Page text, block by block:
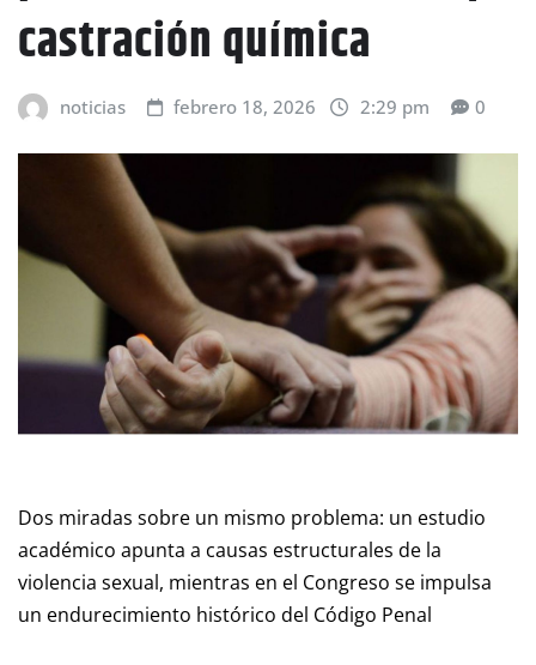
castración química
noticias febrero 18, 2026 2:29 pm 0
Dos miradas sobre un mismo problema: un estudio
académico apunta a causas estructurales de la
violencia sexual, mientras en el Congreso se impulsa
un endurecimiento histórico del Código Penal